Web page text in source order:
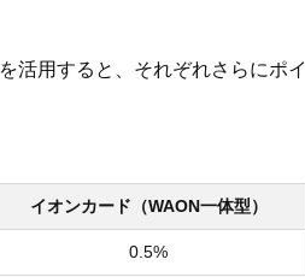
活用すると、それぞれさらにポイ
イオンカード（WAON一体型）
0.5%